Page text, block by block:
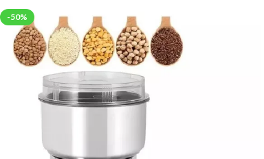
-50%